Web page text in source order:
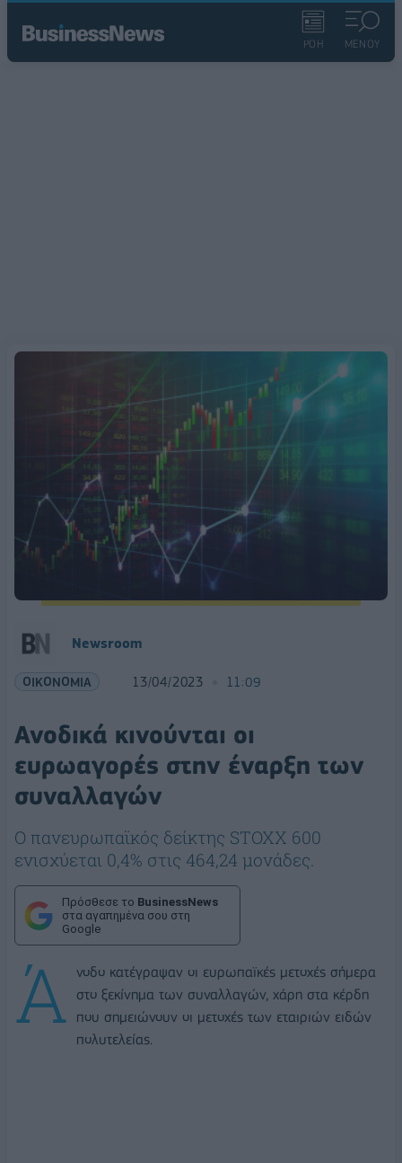
ΡΟΗ ΜΕΝΟΥ
Newsroom
ΟΙΚΟΝΟΜΙΑ 13/04/2023 11:09
Ανοδικά κινούνται οι
ευρωαγορές στην έναρξη των
συναλλαγών
Ο πανευρωπαϊκός δείκτης STOXX 600
ενισχύεται 0,4% στις 464,24 μονάδες.
Πρόσθεσε το BusinessNews
στα αγαπημένα σου στη
Google
Ά νοδο κατέγραψαν οι ευρωπαϊκές μετοχές σήμερα
στο ξεκίνημα των συναλλαγών, χάρη στα κέρδη
που σημειώνουν οι μετοχές των εταιριών ειδών
πολυτελείας.